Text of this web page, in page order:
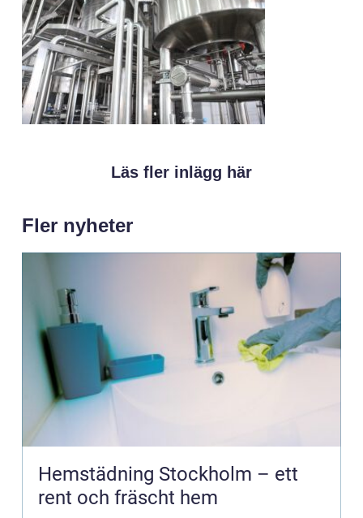
Läs fler inlägg här
Fler nyheter
Hemstädning Stockholm – ett
rent och fräscht hem